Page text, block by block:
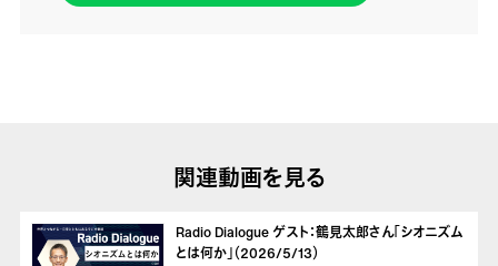
関連動画を見る
Radio Dialogue ゲスト：鶴見太郎さん「シオニズム
とは何か」（2026/5/13）